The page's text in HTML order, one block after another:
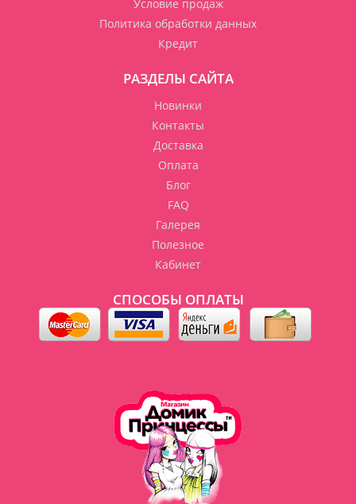
Условие продаж
Политика обработки данных
Кредит
РАЗДЕЛЫ САЙТА
Новинки
Контакты
Доставка
Оплата
Блог
FAQ
Галерея
Полезное
Кабинет
СПОСОБЫ ОПЛАТЫ